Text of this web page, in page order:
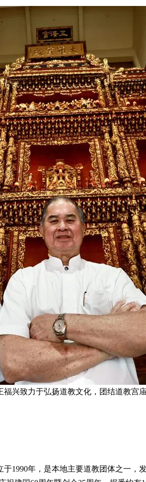
兴致力于弘扬道教文化，团结道教宫
1990年，是本地主要道教团体之一